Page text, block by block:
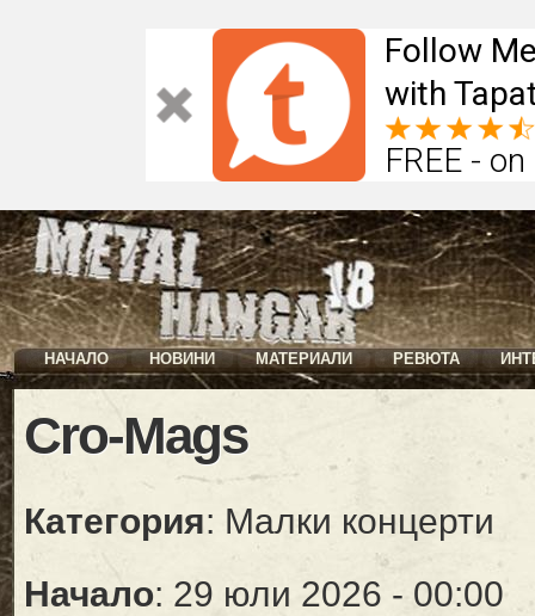
Follow
with
FREE -
НАЧАЛО НОВИНИ МАТЕРИАЛИ РЕВЮТА
Cro-Mags
Категория: Малки концерти
Начало: 29 юли 2026 - 00:00